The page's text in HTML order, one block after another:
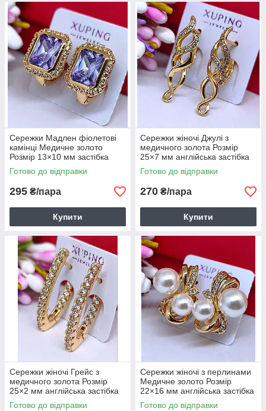
Сережки Мадлен фіолетові
камінці Медичне золото
Розмір 13×10 мм застібка
кільця Бренд Xuping 6158
Готово до відправки
295 ₴/пара
Купити
Сережки жіночі Джулі з
медичного золота Розмір
25×7 мм англійська застібка
Бренд Xuping 6145
Готово до відправки
270 ₴/пара
Купити
Сережки жіночі Грейс з
медичного золота Розмір
25×2 мм англійська застібка
Бренд Xuping 6146
Готово до відправки
Сережки жіночі з перлинами
Медичне золото Розмір
22×16 мм англійська застібка
Бренд Xuping 6147
Готово до відправки